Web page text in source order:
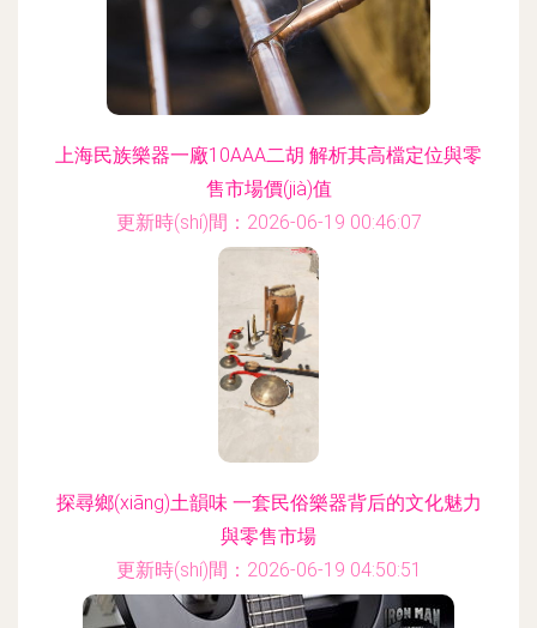
上海民族樂器一廠10AAA二胡 解析其高檔定位與零
售市場價(jià)值
更新時(shí)間：2026-06-19 00:46:07
探尋鄉(xiāng)土韻味 一套民俗樂器背后的文化魅力
與零售市場
更新時(shí)間：2026-06-19 04:50:51